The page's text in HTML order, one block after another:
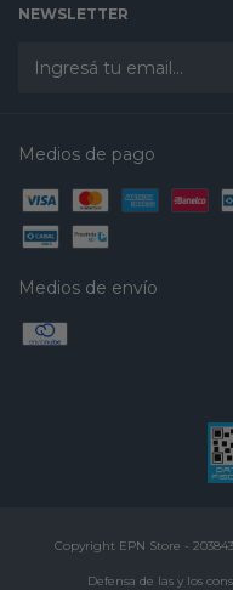
NEWSLETTER
Medios de pago
Medios de envío
Copyright EPN Store -
Defensa de las y los